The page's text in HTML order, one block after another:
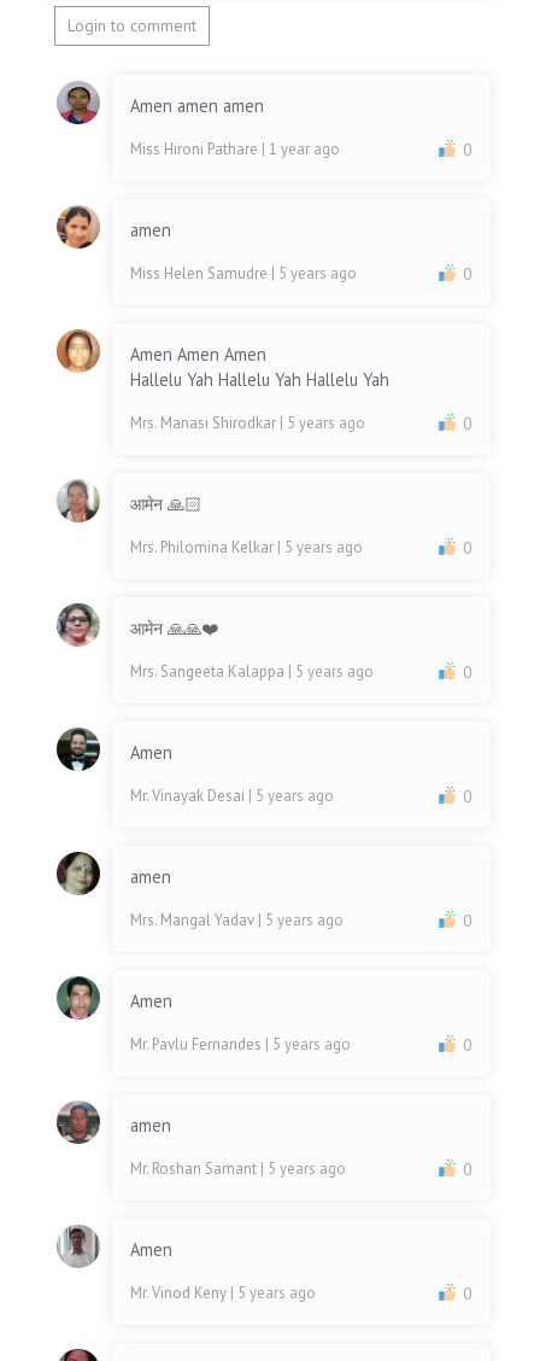
Login to comment
Amen amen amen
Miss Hironi Pathare | 1 year ago 0
amen
Miss Helen Samudre | 5 years ago 0
Amen Amen Amen
Hallelu Yah Hallelu Yah Hallelu Yah
Mrs. Manasi Shirodkar | 5 years ago 0
आमेन 🙏🏻
Mrs. Philomina Kelkar | 5 years ago 0
आमेन 🙏🙏❤️
Mrs. Sangeeta Kalappa | 5 years ago 0
Amen
Mr. Vinayak Desai | 5 years ago 0
amen
Mrs. Mangal Yadav | 5 years ago 0
Amen
Mr. Pavlu Fernandes | 5 years ago 0
amen
Mr. Roshan Samant | 5 years ago 0
Amen
Mr. Vinod Keny | 5 years ago 0